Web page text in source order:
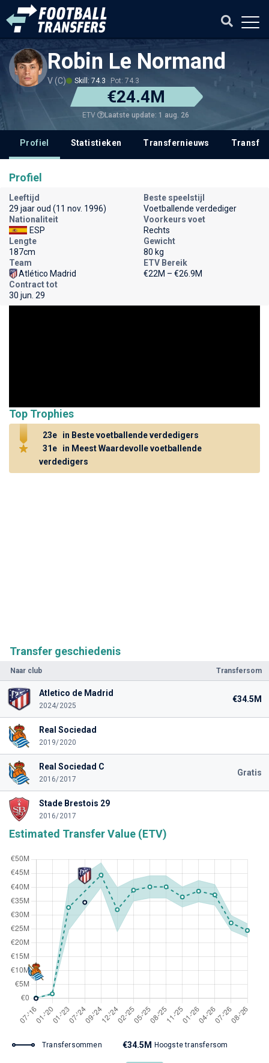
Robin Le Normand
V (C) Skill: 74.3 Pot: 74.3
€24.4M
ETV Laatste update: 1 aug. 26
Profiel Statistieken Transfernieuws
Transfer geschiedenis
Naar club Transfersom
Atletico de Madrid
2024/2025
€34.5M
Real Sociedad
2019/2020
Real Sociedad C
2016/2017
Gratis
Stade Brestois 29
2016/2017
Estimated Transfer Value (ETV)
Transfersommen €34.5M Hoogste transfersom
Profiel
Leeftijd
29 jaar oud (11 nov. 1996)
Beste speelstijl
Voetballende verdediger
Nationaliteit
ESP
Voorkeurs voet
Rechts
Lengte
187cm
Gewicht
80 kg
Team
Atlético Madrid
ETV Bereik
€22M – €26.9M
Contract tot
30 jun. 29
Top Trophies
23e
in Beste voetballende verdedigers
31e
in Meest Waardevolle voetballende
verdedigers